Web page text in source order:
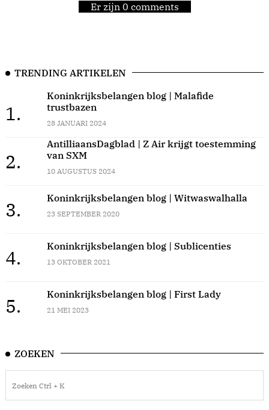
Er zijn 0 comments
TRENDING ARTIKELEN
1.
Koninkrijksbelangen blog | Malafide
trustbazen
28 JANUARI 2024
2.
AntilliaansDagblad | Z Air krijgt toestemming
van SXM
10 AUGUSTUS 2024
3.
Koninkrijksbelangen blog | Witwaswalhalla
23 SEPTEMBER 2020
4.
Koninkrijksbelangen blog | Sublicenties
13 OKTOBER 2021
5.
Koninkrijksbelangen blog | First Lady
21 MEI 2023
ZOEKEN